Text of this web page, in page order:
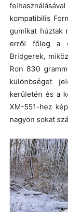
kompatibilis
gumikat húztak
erről főleg a
Bridgerek,
Ron 830
különbséget
kerületén és a
XM-551-hez
nagyon sokat